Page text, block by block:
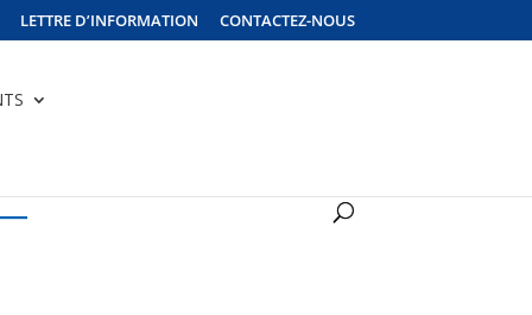
LETTRE D’INFORMATION CONTACTEZ-NOUS